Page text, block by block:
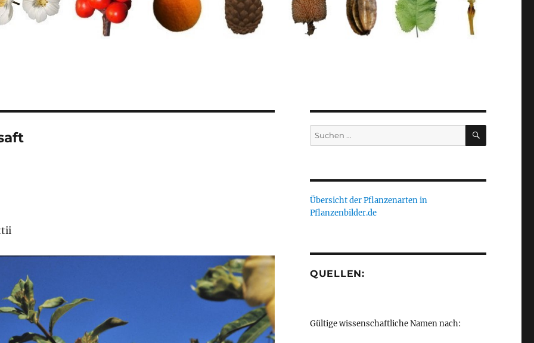
Suche
nach:
SUCHEN
Übersicht der Pflanzenarten in
Pflanzenbilder.de
QUELLEN:
Gültige wissenschaftliche Namen nach: